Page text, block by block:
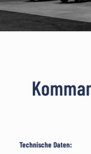
Technische Daten: